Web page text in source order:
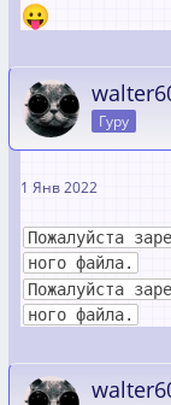
Гуру
1 Янв 2022
Пожалуйста
ного файла.
Пожалуйста
ного файла.